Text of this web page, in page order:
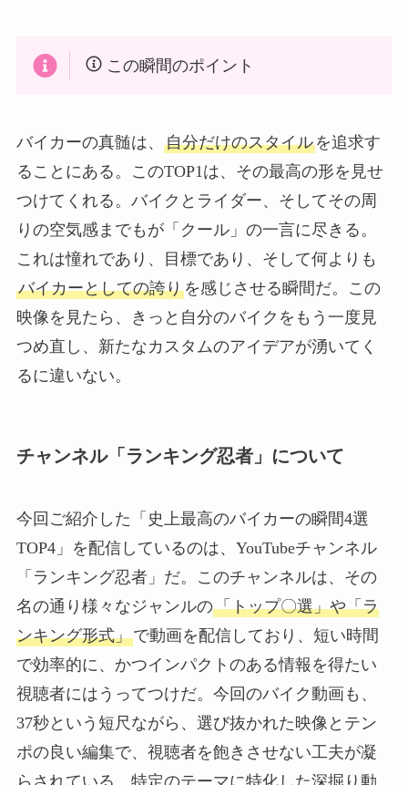
この瞬間のポイント
バイカーの真髄は、 自分だけのスタイルを追求す
ることにある。このTOP1は、その最高の形を見せ
つけてくれる。バイクとライダー、そしてその周
りの空気感までもが「クール」の一言に尽きる。
これは憧れであり、目標であり、そして何よりも
バイカーとしての誇りを感じさせる瞬間だ。この
映像を見たら、きっと自分のバイクをもう一度見
つめ直し、新たなカスタムのアイデアが湧いてく
るに違いない。
チャンネル「ランキング忍者」について
今回ご紹介した「史上最高のバイカーの瞬間4選
TOP4」を配信しているのは、YouTubeチャンネル
「ランキング忍者」だ。このチャンネルは、その
名の通り様々なジャンルの「トップ〇選」や「ラ
ンキング形式」で動画を配信しており、短い時間
で効率的に、かつインパクトのある情報を得たい
視聴者にはうってつけだ。今回のバイク動画も、
37秒という短尺ながら、選び抜かれた映像とテン
ポの良い編集で、視聴者を飽きさせない工夫が凝